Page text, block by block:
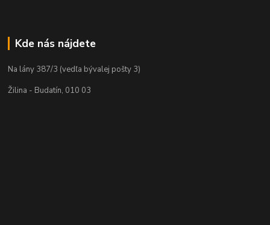
Kde nás nájdete
Na lány 387/3 (vedľa bývalej pošty 3)
Žilina - Budatín, 010 03